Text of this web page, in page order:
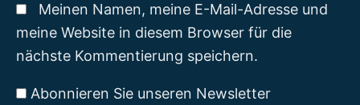
Meinen Namen, meine E-Mail-Adresse und
meine Website in diesem Browser für die
nächste Kommentierung speichern.
Abonnieren Sie unseren Newsletter